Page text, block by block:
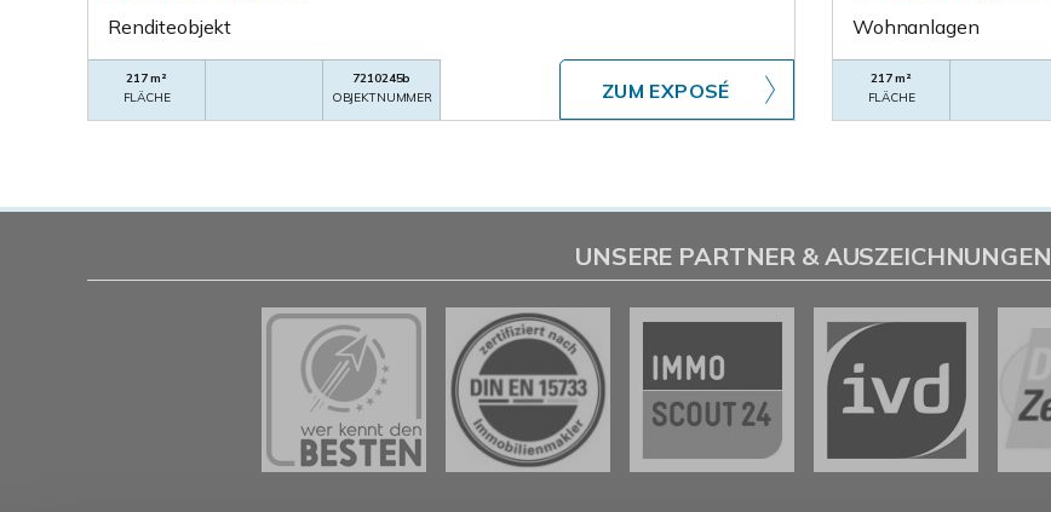
Renditeobjekt
217 m²
FLÄCHE
7210245b
OBJEKTNUMMER
ZUM EXPOSÉ
Wohnanlagen
217 m²
FLÄCHE
UNSERE PARTNER & AUSZEICHNUNGEN